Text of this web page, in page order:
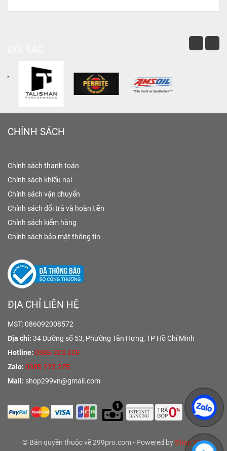
CHÍNH SÁCH
Chính sách thanh toán
Chính sách khiếu nại
Chính sách vận chuyển
Chính sách đổi trả và hoàn tiền
Chính sách kiểm hàng
Chính sách bảo mật thông tin
ĐỊA CHỈ LIÊN HỆ
MST: 086092008572
Địa chỉ: 34 Đường số 53, Phường Tân Hưng, TP Hồ Chí Minh
Hotline: 0385 223 225
Zalo: 0385 223 225
Mail: shop299vn@gmail.com
© Bản quyền thuộc về 299pro.com - Powered byShop 299